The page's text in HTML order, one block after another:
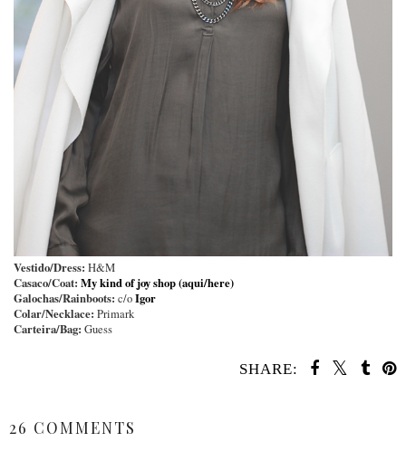
Vestido/Dress: H&M
Casaco/Coat: My kind of joy shop(aqui/here)
Galochas/Rainboots: c/oIgor
Colar/Necklace: Primark
Carteira/Bag: Guess
SHARE:
26 COMMENTS